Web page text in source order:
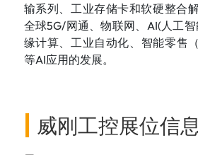
输系列、工业存储卡和软硬整合
全球5G/网通、物联网、AI(人工
缘计算、工业自动化、智能零售
等AI应用的发展。
威刚工控展位信息